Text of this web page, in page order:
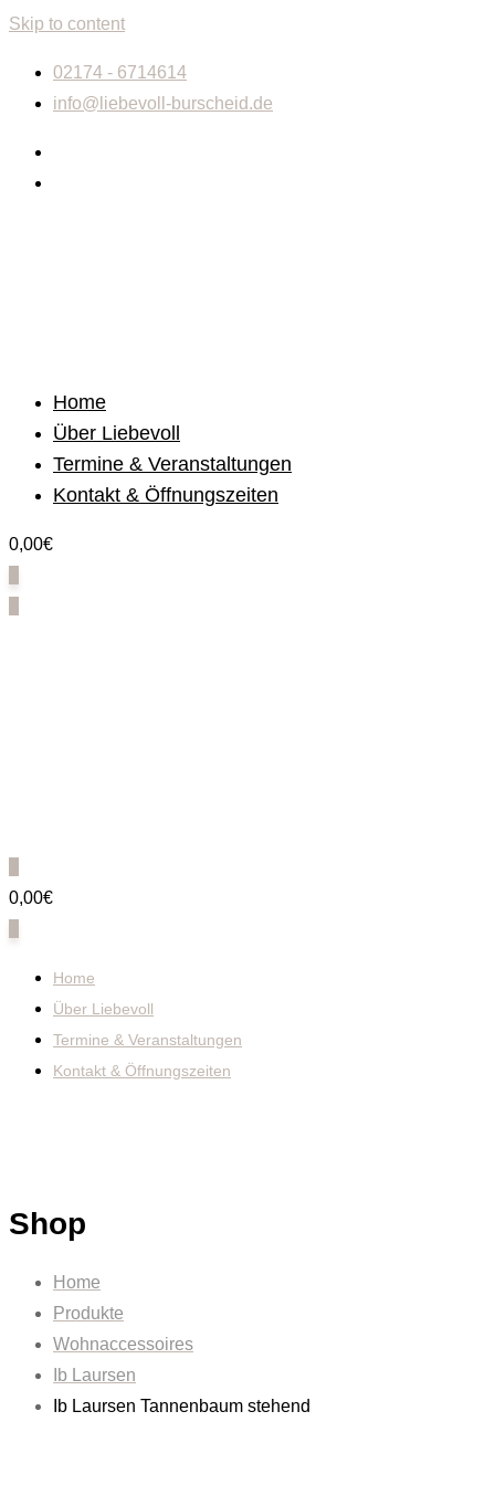
Skip to content
02174 - 6714614
info@liebevoll-burscheid.de
Home
Über Liebevoll
Termine & Veranstaltungen
Kontakt & Öffnungszeiten
0,00€
0,00€
Home
Über Liebevoll
Termine & Veranstaltungen
Kontakt & Öffnungszeiten
Shop
Home
Produkte
Wohnaccessoires
Ib Laursen
Ib Laursen Tannenbaum stehend